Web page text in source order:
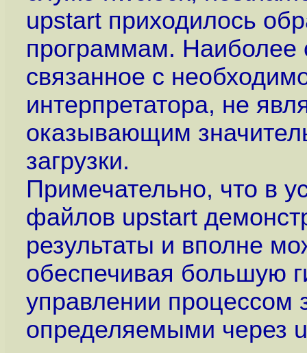
upstart приходилось
программам. Наиболее
связанное с
интерпретатора, не
оказывающим
загрузки.
Примечательно, что в
файлов upstart
результаты и вполне
обеспечивая большую
управлении процессом
определяемыми через